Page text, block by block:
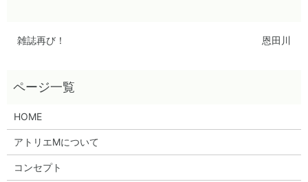
雑誌再び！ 恩田川
HOME
アトリエMについて
コンセプト